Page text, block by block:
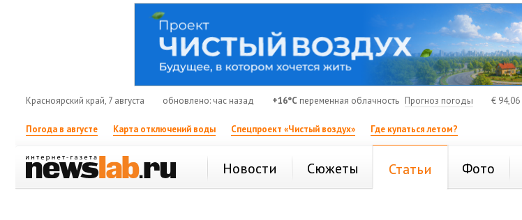
Красноярский край, 7 августа обновлено: час назад +16°C переменная облачность Прогноз погоды € 94,06
Погода в августе Карта отключений воды Спецпроект «Чистый воздух» Где купаться летом?
Новости Сюжеты Статьи Фото